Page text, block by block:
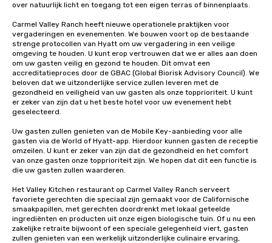
over natuurlijk licht en toegang tot een eigen terras of binnenplaats.
Carmel Valley Ranch heeft nieuwe operationele praktijken voor
vergaderingen en evenementen. We bouwen voort op de bestaande
strenge protocollen van Hyatt om uw vergadering in een veilige
omgeving te houden. U kunt erop vertrouwen dat we er alles aan doen
om uw gasten veilig en gezond te houden. Dit omvat een
accreditatieproces door de GBAC (Global Biorisk Advisory Council). We
beloven dat we uitzonderlijke service zullen leveren met de
gezondheid en veiligheid van uw gasten als onze topprioriteit. U kunt
er zeker van zijn dat u het beste hotel voor uw evenement hebt
geselecteerd.
Uw gasten zullen genieten van de Mobile Key-aanbieding voor alle
gasten via de World of Hyatt-app. Hierdoor kunnen gasten de receptie
omzeilen. U kunt er zeker van zijn dat de gezondheid en het comfort
van onze gasten onze topprioriteit zijn. We hopen dat dit een functie is
die uw gasten zullen waarderen.
Het Valley Kitchen restaurant op Carmel Valley Ranch serveert
favoriete gerechten die speciaal zijn gemaakt voor de Californische
smaakpapillen, met gerechten doordrenkt met lokaal geteelde
ingrediënten en producten uit onze eigen biologische tuin. Of u nu een
zakelijke retraite bijwoont of een speciale gelegenheid viert, gasten
zullen genieten van een werkelijk uitzonderlijke culinaire ervaring,